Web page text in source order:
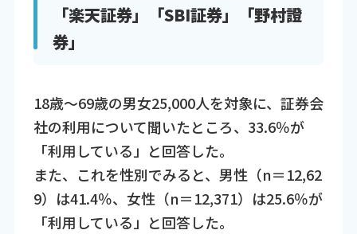
「楽天証券」「SBI証券」「野村證
券」
18歳～69歳の男女25,000人を対象に、証券会
社の利用について聞いたところ、33.6％が
「利用している」と回答した。
また、これを性別でみると、男性（n＝12,62
9）は41.4％、女性（n＝12,371）は25.6％が
「利用している」と回答した。